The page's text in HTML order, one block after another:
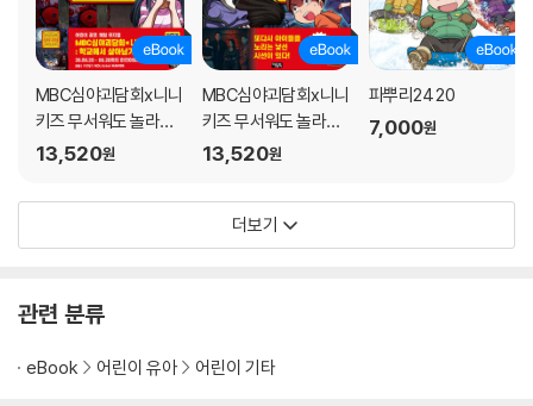
MBC심야괴담회x니니
키즈 무서워도 놀라지
마 심야괴담 4
13,520원
MBC심야괴담회x니니
키즈 무서워도 놀라지
마 심야괴담 3
13,520원
파뿌리24 20
7,000원
더보기
관련 분류
eBook 어린이 유아 어린이 기타